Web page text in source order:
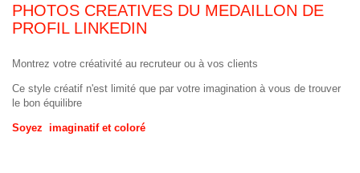
PHOTOS CREATIVES DU MEDAILLON DE
PROFIL LINKEDIN
Montrez votre créativité au recruteur ou à vos clients
Ce style créatif n'est limité que par votre imagination à vous de trouver
le bon équilibre
Soyez imaginatif et coloré